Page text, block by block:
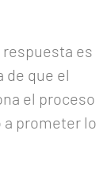
respuesta es
de que el
el proceso
prometer lo